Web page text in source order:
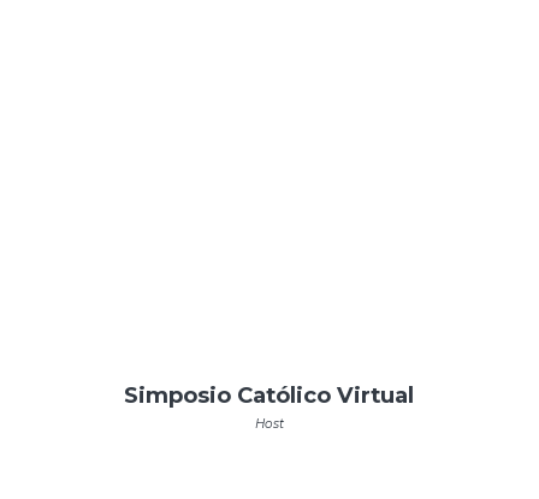
Simposio Católico Virtual
Host